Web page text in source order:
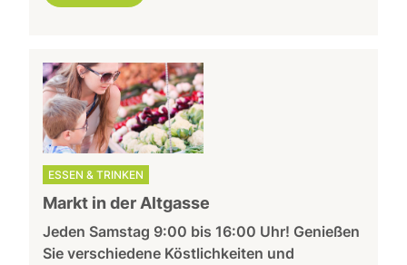
ESSEN & TRINKEN
Markt in der Altgasse
Jeden Samstag 9:00 bis 16:00 Uhr! Genießen
Sie verschiedene Köstlichkeiten und